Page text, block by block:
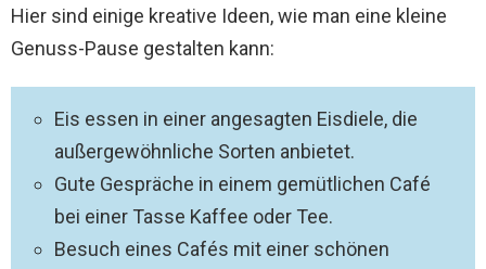
Hier sind einige kreative Ideen, wie man eine kleine
Genuss-Pause gestalten kann:
Eis essen in einer angesagten Eisdiele, die
außergewöhnliche Sorten anbietet.
Gute Gespräche in einem gemütlichen Café
bei einer Tasse Kaffee oder Tee.
Besuch eines Cafés mit einer schönen